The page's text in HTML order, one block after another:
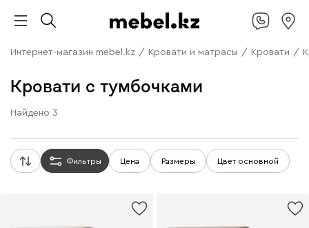
Интернет-магазин mebel.kz / Кровати и матрасы / Кровати /
Кровати с тумбочками
Найдено 3
Фильтры Цена Размеры Цвет основной